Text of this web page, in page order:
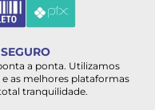
a ponta. Utilizamos
as melhores plataformas
tranquilidade.